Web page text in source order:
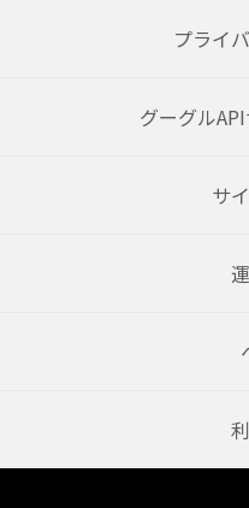
プライ
グーグル
サ